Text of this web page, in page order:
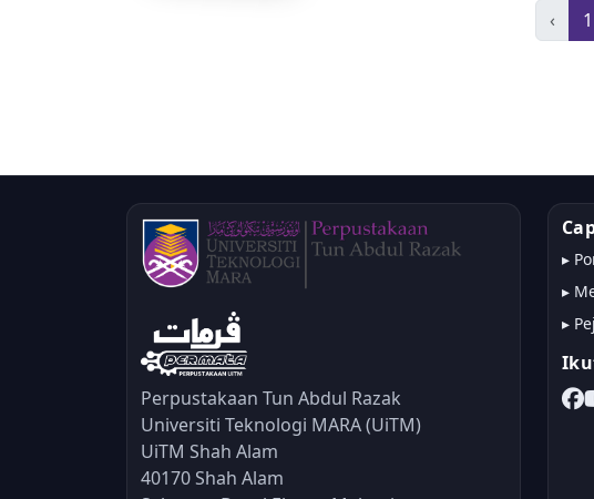
‹ 1
Perpustakaan Tun Abdul Razak
Universiti Teknologi MARA (UiTM)
UiTM Shah Alam
40170 Shah Alam
▸
▸
▸